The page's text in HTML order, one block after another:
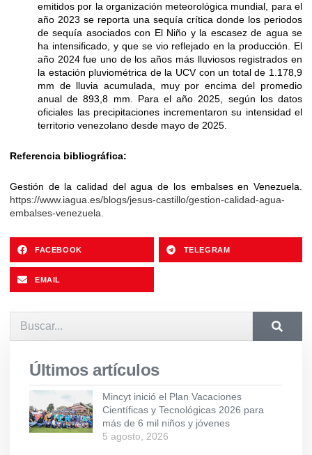
emitidos por la organización meteorológica mundial, para el
año 2023 se reporta una sequía crítica donde los periodos
de sequía asociados con El Niño y la escasez de agua se
ha intensificado, y que se vio reflejado en la producción. El
año 2024 fue uno de los años más lluviosos registrados en
la estación pluviométrica de la UCV con un total de 1.178,9
mm de lluvia acumulada, muy por encima del promedio
anual de 893,8 mm. Para el año 2025, según los datos
oficiales las precipitaciones incrementaron su intensidad el
territorio venezolano desde mayo de 2025.
Referencia bibliográfica:
Gestión de la calidad del agua de los embalses en Venezuela.
https://www.iagua.es/blogs/jesus-castillo/gestion-calidad-agua-
embalses-venezuela.
FACEBOOK TELEGRAM
EMAIL
Últimos artículos
Mincyt inició el Plan Vacaciones
Científicas y Tecnológicas 2026 para
más de 6 mil niños y jóvenes
5 agosto, 2026